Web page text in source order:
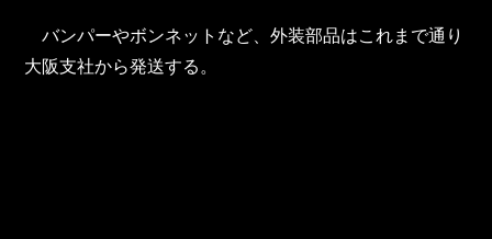
バンパーやボンネットなど、外装部品はこれまで通り
大阪支社から発送する。